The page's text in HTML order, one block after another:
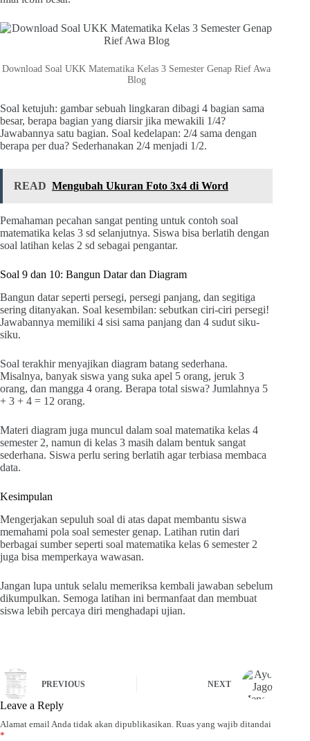
Download Soal UKK Matematika Kelas 3 Semester Genap Rief Awa
Blog
Soal ketujuh: gambar sebuah lingkaran dibagi 4 bagian sama
besar, berapa bagian yang diarsir jika mewakili 1/4?
Jawabannya satu bagian. Soal kedelapan: 2/4 sama dengan
berapa per dua? Sederhanakan 2/4 menjadi 1/2.
READ Mengubah Ukuran Foto 3x4 di Word
Pemahaman pecahan sangat penting untuk contoh soal
matematika kelas 3 sd selanjutnya. Siswa bisa berlatih dengan
soal latihan kelas 2 sd sebagai pengantar.
Soal 9 dan 10: Bangun Datar dan Diagram
Bangun datar seperti persegi, persegi panjang, dan segitiga
sering ditanyakan. Soal kesembilan: sebutkan ciri-ciri persegi!
Jawabannya memiliki 4 sisi sama panjang dan 4 sudut siku-
siku.
Soal terakhir menyajikan diagram batang sederhana.
Misalnya, banyak siswa yang suka apel 5 orang, jeruk 3
orang, dan mangga 4 orang. Berapa total siswa? Jumlahnya 5
+ 3 + 4 = 12 orang.
Materi diagram juga muncul dalam soal matematika kelas 4
semester 2, namun di kelas 3 masih dalam bentuk sangat
sederhana. Siswa perlu sering berlatih agar terbiasa membaca
data.
Kesimpulan
Mengerjakan sepuluh soal di atas dapat membantu siswa
memahami pola soal semester genap. Latihan rutin dari
berbagai sumber seperti soal matematika kelas 6 semester 2
juga bisa memperkaya wawasan.
Jangan lupa untuk selalu memeriksa kembali jawaban sebelum
dikumpulkan. Semoga latihan ini bermanfaat dan membuat
siswa lebih percaya diri menghadapi ujian.
PREVIOUS NEXT
Leave a Reply
Alamat email Anda tidak akan dipublikasikan. Ruas yang wajib ditandai
*